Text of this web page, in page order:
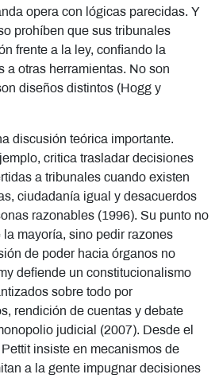
opera con lógicas parecidas. Y
prohíben que sus tribunales
frente a la ley, confiando la
a otras herramientas. No son
diseños distintos (Hogg y
discusión teórica importante.
critica trasladar decisiones
a tribunales cuando existen
ciudadanía igual y desacuerdos
razonables (1996). Su punto no
mayoría, sino pedir razones
de poder hacia órganos no
defiende un constitucionalismo
sobre todo por
rendición de cuentas y debate
judicial (2007). Desde el
insiste en mecanismos de
a la gente impugnar decisiones